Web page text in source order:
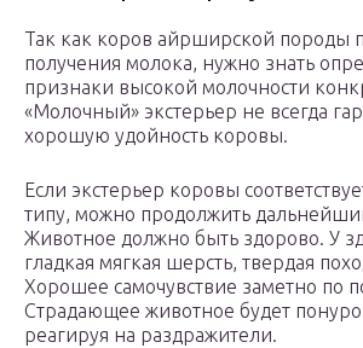
Так как коров айрширской породы
получения молока, нужно знать
признаки высокой молочности
«Молочный» экстерьер не всегда
хорошую удойность коровы.
Если экстерьер коровы
типу, можно продолжить
Животное должно быть здорово. У
гладкая мягкая шерсть, твердая
Хорошее самочувствие заметно по
Страдающее животное будет понуро
реагируя на раздражители.